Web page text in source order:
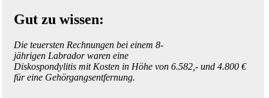
Gut zu wissen:
Die teuersten Rechnungen bei einem 8-
jährigen Labrador waren eine
Diskospondylitis mit Kosten in Höhe von 6.582,- und 4.800 €
für eine Gehörgangsentfernung.